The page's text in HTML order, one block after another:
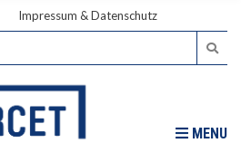
Impressum & Datenschutz
MENU